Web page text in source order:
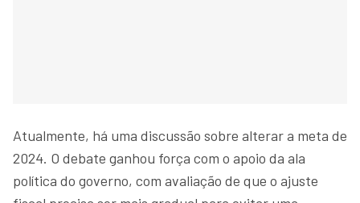
Atualmente, há uma discussão sobre alterar a meta de
2024. O debate ganhou força com o apoio da ala
política do governo, com avaliação de que o ajuste